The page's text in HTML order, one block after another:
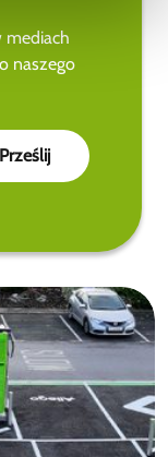
mediach
naszego